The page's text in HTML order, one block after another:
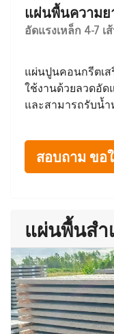
แผ่นพื้นความย
อัดแรงเหล็ก 4-7
แผ่นปูนคอนกรีตเ
ใช้งานด้วยลวดอัด
และสามารถรับน้
สอบถาม ขอ
แผ่นพื้นสำ